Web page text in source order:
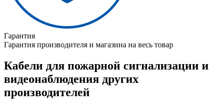
Гарантия
Гарантия производителя и магазина на весь товар
Кабели для пожарной сигнализации и
видеонаблюдения других
производителей